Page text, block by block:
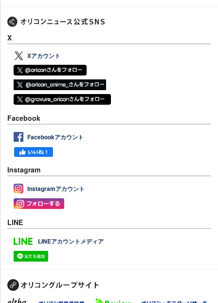
X
Xアカウント
Facebook
Facebookアカウント
Instagram
Instagramアカウント
LINE
LINEアカウントメディア